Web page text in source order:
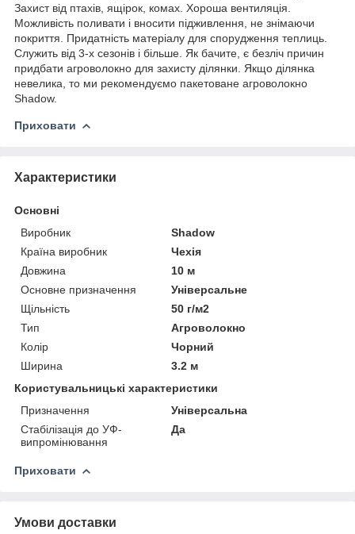
Захист від птахів, ящірок, комах. Хороша вентиляція.
Можливість поливати і вносити підживлення, не знімаючи
покриття. Придатність матеріалу для спорудження теплиць.
Служить від 3-х сезонів і більше. Як бачите, є безліч причин
придбати агроволокно для захисту ділянки. Якщо ділянка
невелика, то ми рекомендуємо пакетоване агроволокно
Shadow.
Приховати
Характеристики
Основні
Виробник
Shadow
Країна виробник
Чехія
Довжина
10 м
Основне призначення
Універсальне
Щільність
50 г/м2
Тип
Агроволокно
Колір
Чорний
Ширина
3.2 м
Користувальницькі характеристики
Призначення
Універсальна
Стабілізація до УФ-
випромінювання
Да
Приховати
Умови доставки